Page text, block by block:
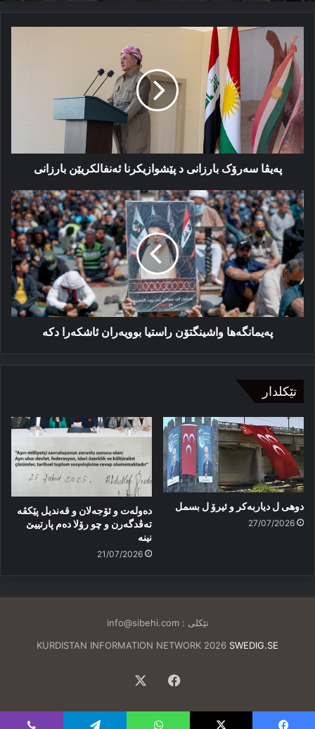
پەیڤا
سەرۆک
بارزانی
د
پێشوازیکرنا
ئەنفالکریێن
بارزانی
پەیڤا سەرۆک بارزانی د پێشوازیکرنا ئەنفالکریێن بارزانی
پەیمانگەها
واشینگتۆن
راستیا
بوویەران
ئاشکەرا
دکە
پەیمانگەها واشینگتۆن راستیا بوویەران ئاشکەرا دکە
تێکلدار
دوهی ل دیاربەکر و ئیرۆ ل بسمل
27/07/2026
دەولەت و ئۆجەلان و قەندیل پێکڤە
تەڤدگەرن و چو رۆلا دەم پارتییێ
نینە
21/07/2026
تێکلی :info@sibehi.com
KURDISTAN INFORMATION NETWORK 2026 SWEDIG.SE
Facebook